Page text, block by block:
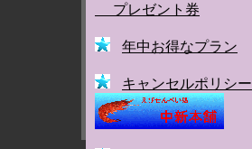
プレゼント券
年中お得なプラン
キャンセルポリシー